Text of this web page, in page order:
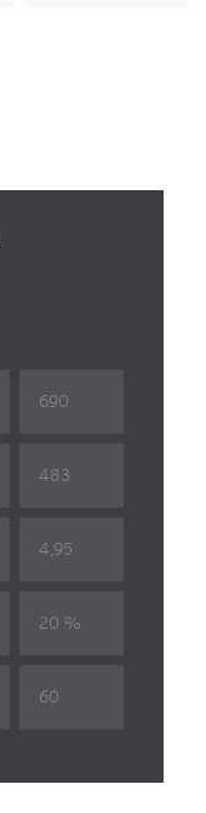
690
483
4,95
20 %
60